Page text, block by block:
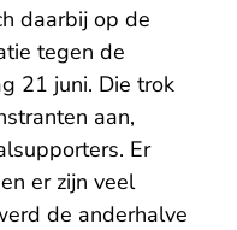
daarbij op de
tegen de
21 juni. Die trok
aan,
Er
er zijn veel
de anderhalve